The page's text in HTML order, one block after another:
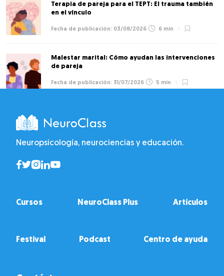
Terapia de pareja para el TEPT: El trauma también
en el vínculo
03/08/2026 6 min
Malestar marital: Cómo ayudan las intervenciones
de pareja
31/07/2026 5 min
Neuropsicología, neurociencias y educación.
Cursos NeuroClass Plus Artículos
Festival Podcast Centro de ayuda